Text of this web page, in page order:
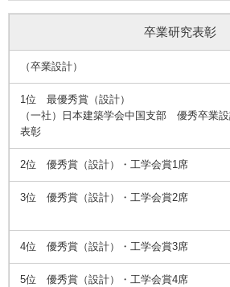
卒業研究表彰
（卒業設計）
1位 最優秀賞（設計）
（一社）日本建築学会中国支部 優秀卒業
表彰
2位 優秀賞（設計）・工学会賞1席
3位 優秀賞（設計）・工学会賞2席
4位 優秀賞（設計）・工学会賞3席
5位 優秀賞（設計）・工学会賞4席